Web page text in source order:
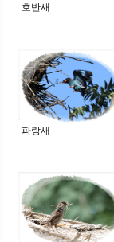
호반새
파랑새